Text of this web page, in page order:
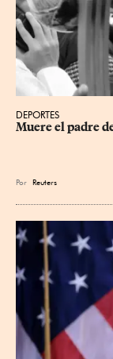
DEPORTES
Muere el padre
Por Reuters